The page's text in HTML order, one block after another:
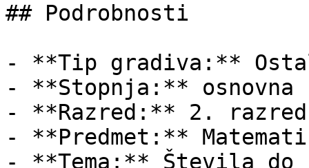
## Podrobnosti
- **Tip gradiva:**
- **Stopnja:** osnovna
- **Razred:** 2. razred
- **Predmet:**
- **Tema:** Števila do